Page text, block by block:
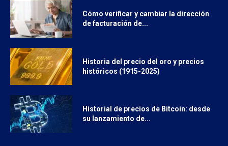
Cómo verificar y cambiar la dirección
de facturación de...
Historia del precio del oro y precios
históricos (1915-2025)
Historial de precios de Bitcoin: desde
su lanzamiento de...